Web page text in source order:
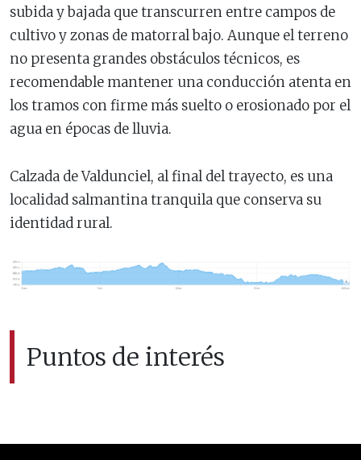
subida y bajada que transcurren entre campos de
cultivo y zonas de matorral bajo. Aunque el terreno
no presenta grandes obstáculos técnicos, es
recomendable mantener una conducción atenta en
los tramos con firme más suelto o erosionado por el
agua en épocas de lluvia.
Calzada de Valdunciel, al final del trayecto, es una
localidad salmantina tranquila que conserva su
identidad rural.
Puntos de interés